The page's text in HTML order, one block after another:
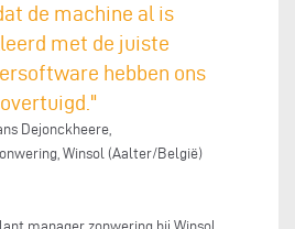
de machine al is
met de juiste
hebben ons
overtuigd."
Dejonckheere,
Winsol (Aalter/België)